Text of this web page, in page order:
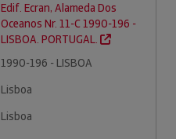
Edif. Ecran, Alameda Dos
Oceanos Nr. 11-C 1990-196 -
LISBOA. PORTUGAL.
1990-196 - LISBOA
Lisboa
Lisboa